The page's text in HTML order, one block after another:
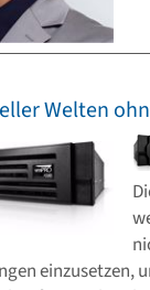
Welten
einzusetzen,